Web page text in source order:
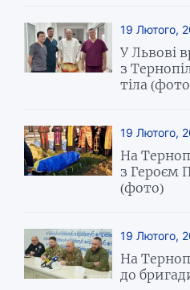
19 Лютого,
У Львові
з
тіла
19 Лютого,
На
з Героєм
(фото)
19 Лютого,
На
до